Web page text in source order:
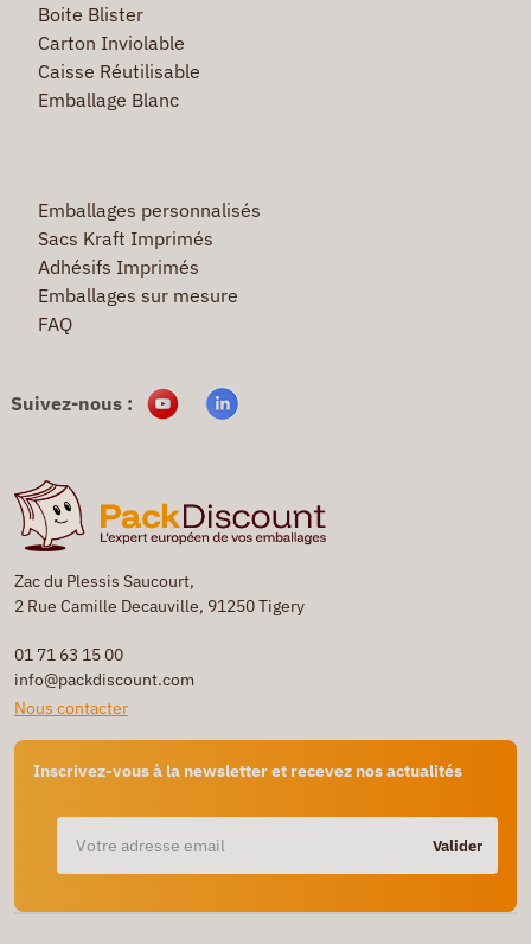
Zac du Plessis Saucourt,
2 Rue Camille Decauville, 91250 Tigery
01 71 63 15 00
info@packdiscount.com
Nous contacter
Inscrivez-vous à la newsletter et recevez nos actualités
Valider
Boite Blister
Carton Inviolable
Caisse Réutilisable
Emballage Blanc
Emballages personnalisés
Sacs Kraft Imprimés
Adhésifs Imprimés
Emballages sur mesure
FAQ
Suivez-nous :